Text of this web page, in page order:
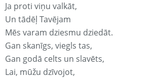
Ja proti viņu valkāt,
Un tādēļ Tavējam
Mēs varam dziesmu dziedāt.
Gan skanīgs, viegls tas,
Gan godā celts un slavēts,
Lai, mūžu dzīvojot,